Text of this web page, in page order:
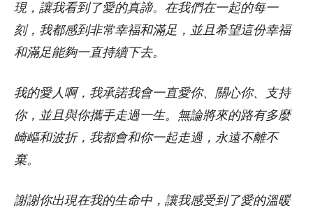
現，讓我看到了愛的真諦。在我們在一起的每一
刻，我都感到非常幸福和滿足，並且希望這份幸福
和滿足能夠一直持續下去。
我的愛人啊，我承諾我會一直愛你、關心你、支持
你，並且與你攜手走過一生。無論將來的路有多麼
崎嶇和波折，我都會和你一起走過，永遠不離不
棄。
謝謝你出現在我的生命中，讓我感受到了愛的溫暖